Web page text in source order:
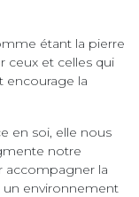
étant la pierre
ceux et celles qui
encourage la
en soi, elle nous
notre
accompagner la
un environnement